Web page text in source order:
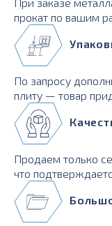
прокат по вашим
По запросу
плиту — товар
Продаем только
что